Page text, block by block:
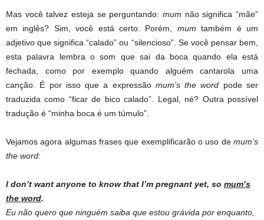
Mas você talvez esteja se perguntando: mum não significa “mãe”
em inglês? Sim, você está certo. Porém, mum também é um
adjetivo que significa “calado” ou “silencioso”. Se você pensar bem,
esta palavra lembra o som que sai da boca quando ela está
fechada, como por exemplo quando alguém cantarola uma
canção. É por isso que a expressão mum’s the word pode ser
traduzida como “ficar de bico calado”. Legal, né? Outra possível
tradução é “minha boca é um túmulo”.
Vejamos agora algumas frases que exemplificarão o uso de mum’s
the word:
I don’t want anyone to know that I’m pregnant yet, so mum’s
the word.
Eu não quero que ninguém saiba que estou grávida por enquanto,